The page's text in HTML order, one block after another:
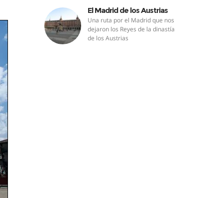
El Madrid de los Austrias
Una ruta por el Madrid que nos
dejaron los Reyes de la dinastía
de los Austrias